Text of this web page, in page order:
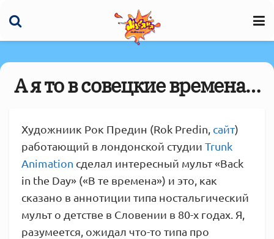
А я то в совецкие времена…
Художниик Рок Предин (Rok Predin, сайт)
работающий в лондонской студии Trunk
Animation сделал интересный мульт «Back
in the Day» («В те времена») и это, как
сказано в аннотиции типа ностальгический
мульт о детстве в Словении в 80-х годах. Я,
разумеется, ожидал что-то типа про